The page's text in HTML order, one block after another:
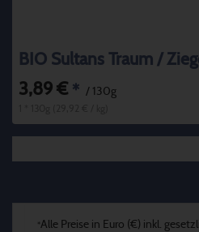
BIO Sultans Traum /
3,89 € * / 130g
* Alle Preise in Euro (€) inkl.